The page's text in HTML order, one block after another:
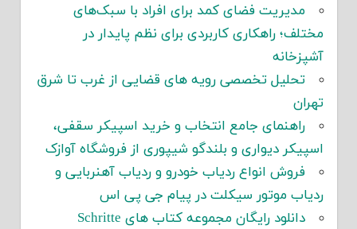
مدیریت فضای کمد برای افراد با سبک‌های
مختلف؛ راهکاری کاربردی برای نظم پایدار در
آشپزخانه
تحلیل تخصصی رویه های قضایی از غرب تا شرق
تهران
راهنمای جامع انتخاب و خرید اسپیکر سقفی،
اسپیکر دیواری و بلندگو شیپوری از فروشگاه آوازک
فروش انواع ردیاب خودرو و ردیاب آهنربایی و
ردیاب موتور سیکلت در پیام جی پی اس
دانلود رایگان مجموعه کتاب های Schritte